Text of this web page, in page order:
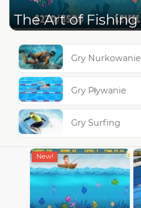
The Art of Fishing
Gry Nurkowanie
Gry Pływanie
Gry Surfing